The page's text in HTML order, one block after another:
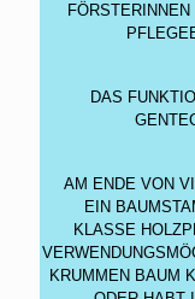
DAS
AM ENDE VON
EIN
KLASSE
KRUMMEN BAUM